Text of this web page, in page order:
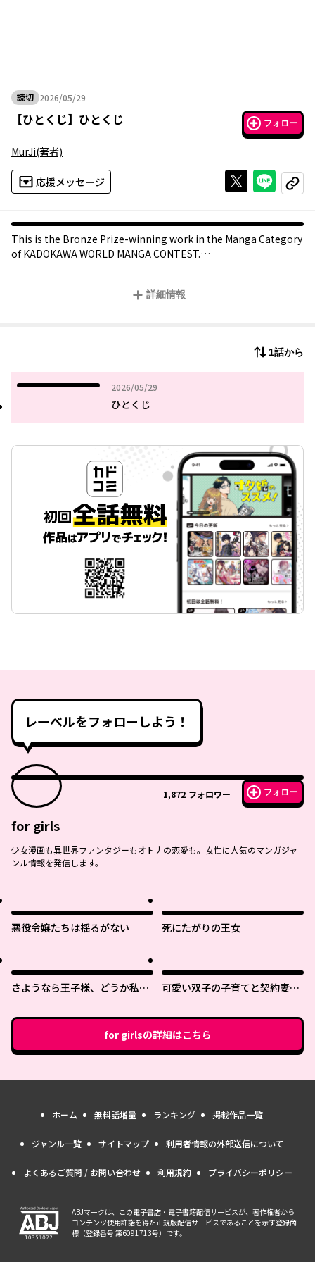
読切 2026/05/29
2026年05月29日
【ひとくじ】 ひとくじ フォロー
MurJi(著者)
応援メッセージ Xで投稿する
ライン
コピー
This is the Bronze Prize-winning work in the Manga Category
of KADOKAWA WORLD MANGA CONTEST.
詳細情報
1話から
2026/05/29
2026年05月29日
ひとくじ
レーベルをフォローしよう！
1,872 フォロワー フォロー
for girls
少女漫画も異世界ファンタジーもオトナの恋愛も。女性に人気のマンガジャ
ンル情報を発信します。
悪役令嬢たちは揺るがない 死にたがりの王女
さようなら王子様、どうか私の
可愛い双子の子育てと契約妻は
for girlsの詳細はこちら
ホーム 無料話増量 ランキング 掲載作品一覧
ジャンル一覧 サイトマップ 利用者情報の外部送信について
よくあるご質問 / お問い合わせ 利用規約 プライバシーポリシー
ABJマークは、この電子書店・電子書籍配信サービスが、著作権者から
コンテンツ使用許諾を得た正規版配信サービスであることを示す登録商
標（登録番号 第6091713号）です。